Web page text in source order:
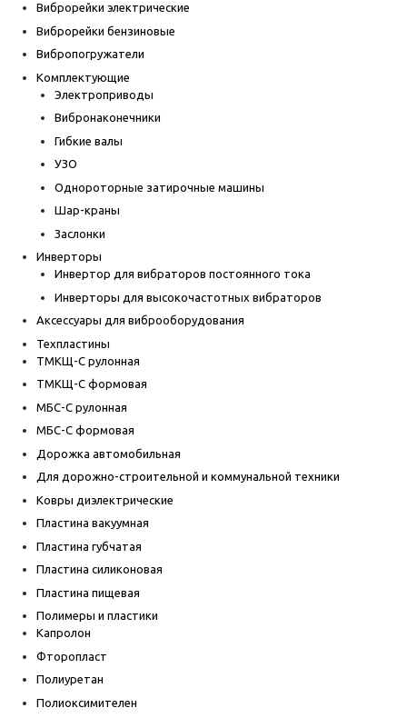
Виброрейки электрические
Виброрейки бензиновые
Вибропогружатели
Комплектующие
Электроприводы
Вибронаконечники
Гибкие валы
УЗО
Однороторные затирочные машины
Шар-краны
Заслонки
Инверторы
Инвертор для вибраторов постоянного тока
Инверторы для высокочастотных вибраторов
Аксессуары для виброоборудования
Техпластины
ТМКЩ-С рулонная
ТМКЩ-С формовая
МБС-С рулонная
МБС-С формовая
Дорожка автомобильная
Для дорожно-строительной и коммунальной техники
Ковры диэлектрические
Пластина вакуумная
Пластина губчатая
Пластина силиконовая
Пластина пищевая
Полимеры и пластики
Капролон
Фторопласт
Полиуретан
Полиоксимителен